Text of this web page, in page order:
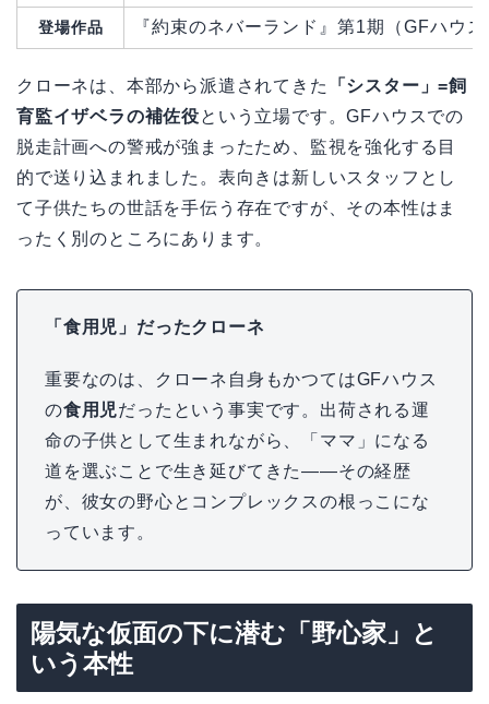
登場作品 『約束のネバーランド』第1期（GFハウ
クローネは、本部から派遣されてきた
「シスター」=飼
育監イザベラの補佐役という立場です。GFハウスでの
脱走計画への警戒が強まったため、監視を強化する目
的で送り込まれました。表向きは新しいスタッフとし
て子供たちの世話を手伝う存在ですが、その本性はま
ったく別のところにあります。
「食用児」だったクローネ
重要なのは、クローネ自身もかつてはGFハウス
の食用児だったという事実です。出荷される運
命の子供として生まれながら、「ママ」になる
道を選ぶことで生き延びてきた――その経歴
が、彼女の野心とコンプレックスの根っこにな
っています。
陽気な仮面の下に潜む「野心家」と
いう本性